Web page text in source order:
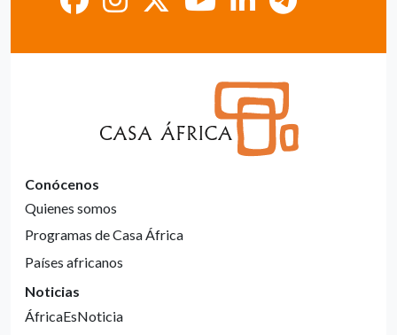
Conócenos
Quienes somos
Programas de Casa África
Países africanos
Noticias
ÁfricaEsNoticia